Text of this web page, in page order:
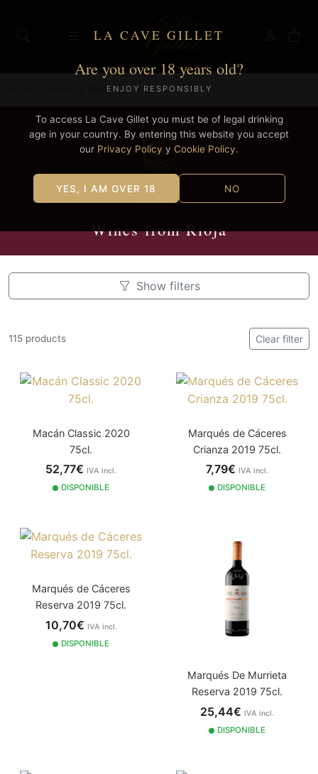
LA CAVE GILLET
Are you over 18 years old?
ENJOY RESPONSIBLY
To access La Cave Gillet you must be of legal drinking
age in your country. By entering this website you accept
our Privacy Policy y Cookie Policy.
YES, I AM OVER 18 NO
Rioja
Wines from Rioja
Show filters
115 products Clear filter
Macán Classic 2020
75cl.
52,77€ IVA incl.
DISPONIBLE
Marqués de Cáceres
Crianza 2019 75cl.
7,79€ IVA incl.
DISPONIBLE
Marqués de Cáceres
Reserva 2019 75cl.
10,70€ IVA incl.
DISPONIBLE
Marqués De Murrieta
Reserva 2019 75cl.
25,44€ IVA incl.
DISPONIBLE